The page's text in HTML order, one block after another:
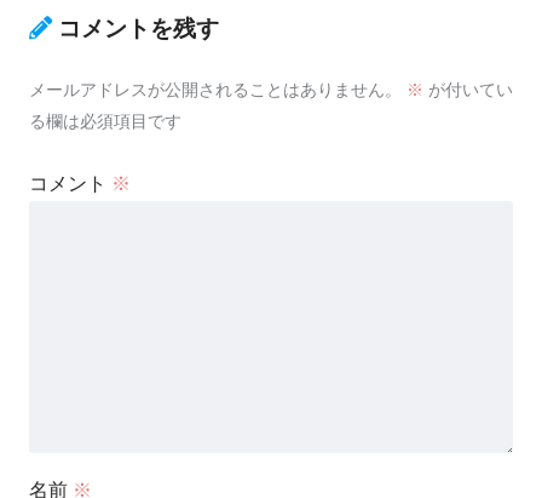
コメントを残す
メールアドレスが公開されることはありません。 ※ が付いてい
る欄は必須項目です
コメント ※
名前 ※